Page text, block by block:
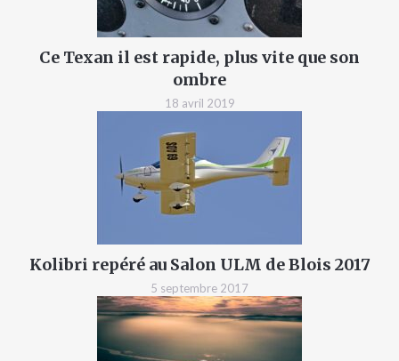
Ce Texan il est rapide, plus vite que son
ombre
18 avril 2019
Kolibri repéré au Salon ULM de Blois 2017
5 septembre 2017